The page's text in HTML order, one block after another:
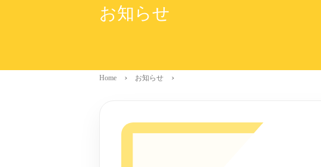
お知らせ
Home お知らせ